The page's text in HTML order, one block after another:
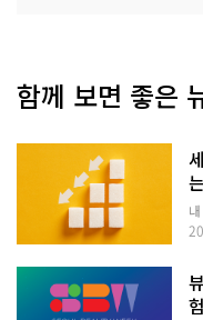
함께 보면 좋은